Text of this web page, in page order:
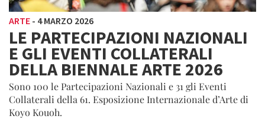
ARTE - 4 MARZO 2026
LE PARTECIPAZIONI NAZIONALI
E GLI EVENTI COLLATERALI
DELLA BIENNALE ARTE 2026
Sono 100 le Partecipazioni Nazionali e 31 gli Eventi
Collaterali della 61. Esposizione Internazionale d’Arte di
Koyo Kouoh.